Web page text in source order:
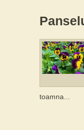
toamna...